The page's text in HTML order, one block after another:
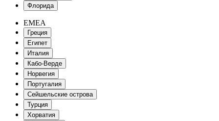
Флорида
EMEA
Греция
Египет
Италия
Кабо-Верде
Норвегия
Португалия
Сейшельские острова
Турция
Хорватия